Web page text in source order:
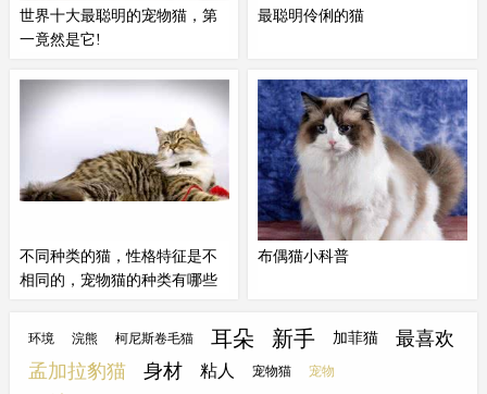
它...
世界十大最聪明的宠物猫，第
一竟然是它!
强，无攻击性，能与其它猫狗相处
、长毛阿密丝猫，
英文名为Balinese。巴厘猫原产于
美国，跟巴厘岛其实并无太大关
最聪明伶俐的猫
为“最聪明伶俐”的品种，它们以聪
慧和灵敏的天性而备受人们喜爱。
让我们一起来认识一些这样的猫咪
品种。“智者暹罗猫 ”。暹罗猫以其
优雅的外表和聪明的大脑而闻名，
而有些被戏称为“智者”的
暹罗猫则
以其卓越的智商在猫咪界独树一
帜。
不同种类的猫，性格特征是不
相同的，宠物猫的种类有哪些
猫在国际上得到认可的纯种猫的种
布偶猫小科普
为：海豹重点布偶、蓝重点，重点
色的布偶与
很像，有很多朋
友都会把重点色布偶说是
环境 浣熊 柯尼斯卷毛猫 耳朵 新手 加菲猫
最喜欢
孟加拉豹猫
身材 粘人 宠物猫 宠物